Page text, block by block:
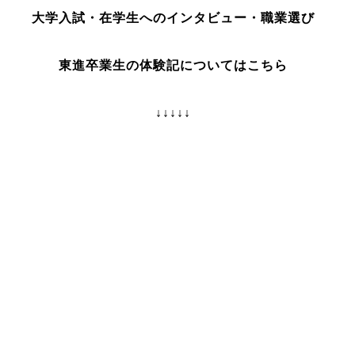
大学入試・在学生へのインタビュー・職業選び
東進卒業生の体験記についてはこちら
↓↓↓↓↓